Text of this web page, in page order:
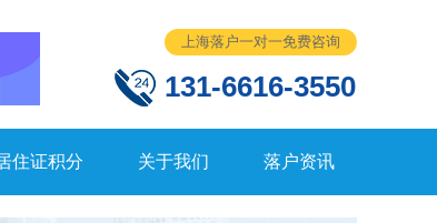
上海落户一对一免费咨询
131-6616-3550
住证积分 关于我们 落户资讯